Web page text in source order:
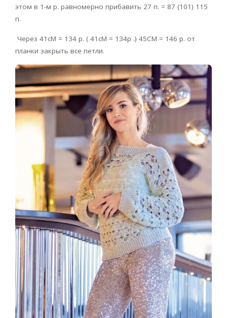
этом в 1-м р. равномерно прибавить 27 п. = 87 (101) 115
п.
Через 41cM = 134 р. ( 41cM = 134p .) 45CM = 146 р. от
планки закрыть все петли.